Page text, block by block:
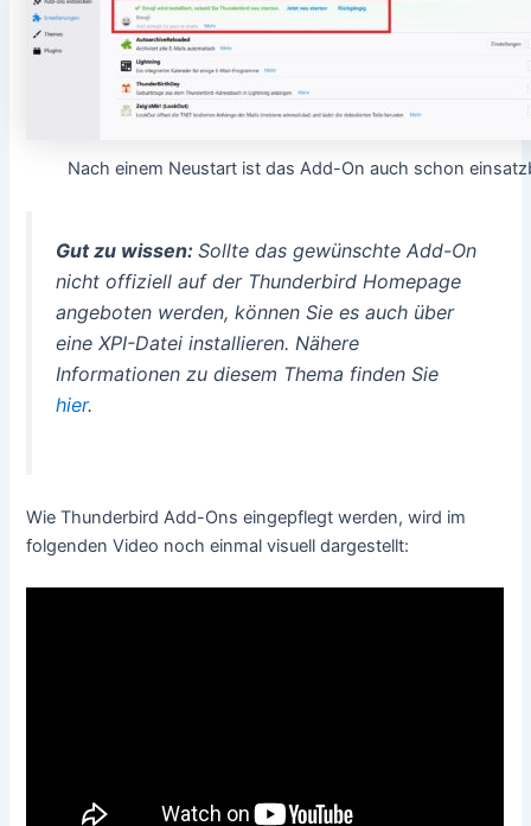
Nach einem Neustart ist das Add-On auch schon
Gut zu wissen:Sollte das gewünschte Add-On
nicht offiziell auf der Thunderbird Homepage
angeboten werden, können Sie es auch über
eine XPI-Datei installieren. Nähere
Informationen zu diesem Thema finden Sie
hier.
Wie Thunderbird Add-Ons eingepflegt werden, wird im
folgenden Video noch einmal visuell dargestellt: